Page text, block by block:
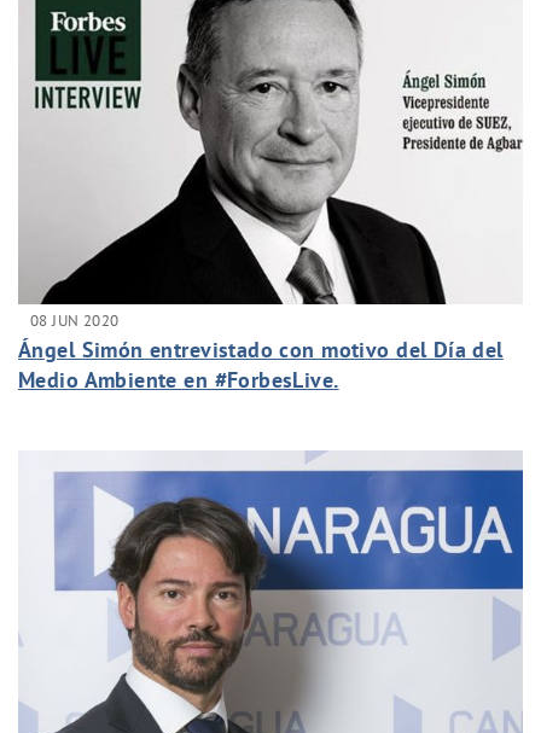
08 JUN 2020
Ángel Simón entrevistado con motivo del Día del
Medio Ambiente en #ForbesLive.